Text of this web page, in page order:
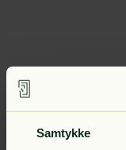
Samtykke